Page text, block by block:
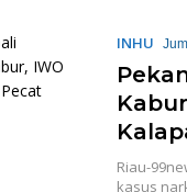
INHU
Riau-
kasus